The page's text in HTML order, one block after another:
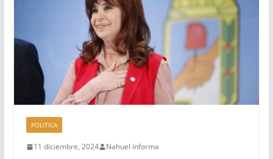
POLITICA
11 diciembre, 2024 Nahuel informa